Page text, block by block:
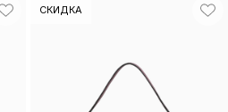
СКИДКА